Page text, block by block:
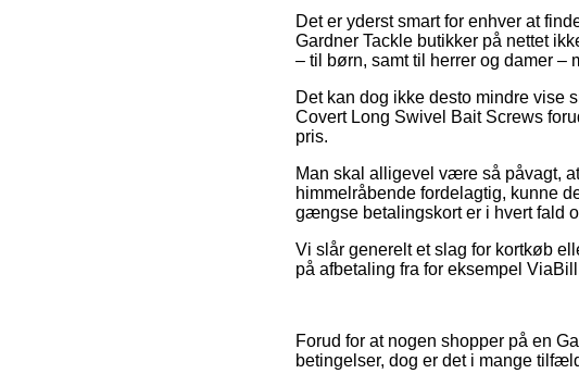
Det er yderst smart for enhver at
Gardner Tackle butikker på nettet
– til børn, samt til herrer og damer –
Det kan dog ikke desto mindre vise
Covert Long Swivel Bait Screws
pris.
Man skal alligevel være så påvagt,
himmelråbende fordelagtig, kunne
gængse betalingskort er i hvert fald
Vi slår generelt et slag for kortkøb
på afbetaling fra for eksempel
Forud for at nogen shopper på en
betingelser, dog er det i mange